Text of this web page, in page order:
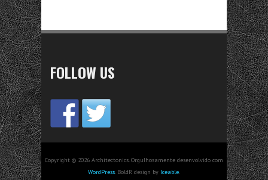
FOLLOW US
Copyright © 2026 Architectonics. Orgulhosamente desenvolvido com
WordPress. BoldR design by Iceable.